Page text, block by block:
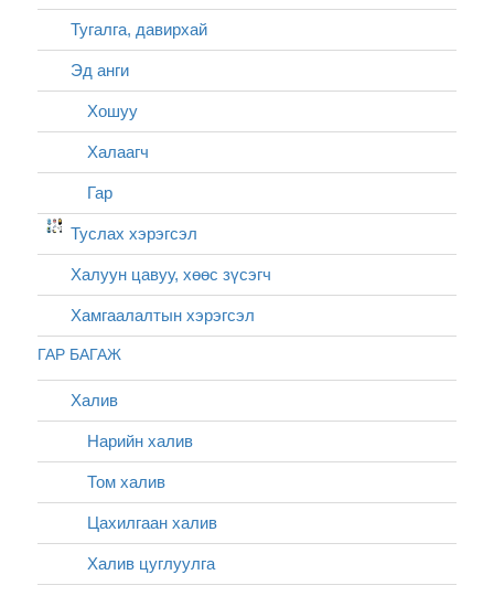
Тугалга, давирхай
Эд анги
Хошуу
Халаагч
Гар
Туслах хэрэгсэл
Халуун цавуу, хөөс зүсэгч
Хамгаалалтын хэрэгсэл
ГАР БАГАЖ
Халив
Нарийн халив
Том халив
Цахилгаан халив
Халив цуглуулга